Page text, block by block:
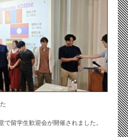
留学生歓迎会が開催されました。